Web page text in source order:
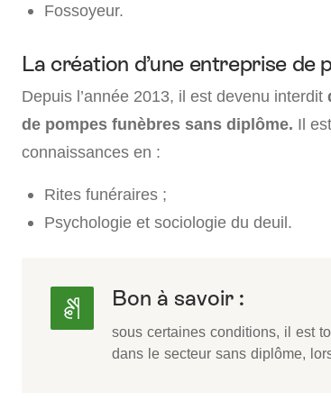
Fossoyeur.
La création d’une entreprise de
Depuis l’année 2013, il est devenu interdit
de pompes funèbres sans diplôme. Il
connaissances en :
Rites funéraires ;
Psychologie et sociologie du deuil.
Bon à savoir :
sous certaines conditions, il est
dans le secteur sans diplôme,